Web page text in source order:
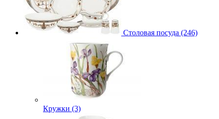
Столовая посуда (246)
Кружки (3)